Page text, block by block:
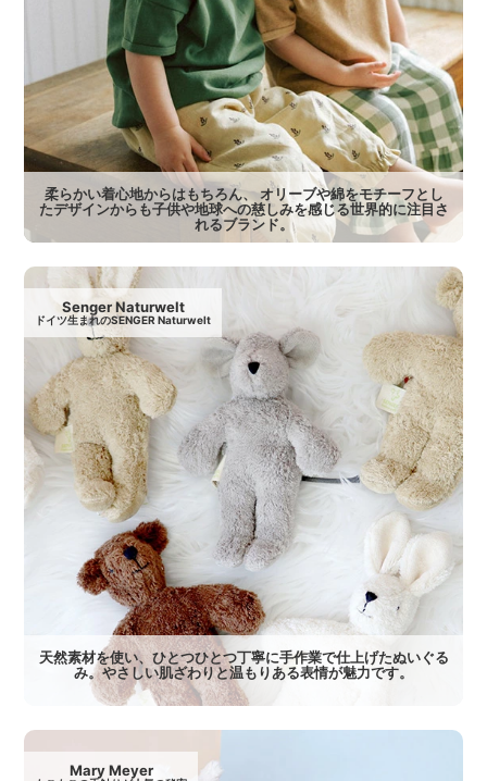
柔らかい着心地からはもちろん、 オリーブや綿をモチーフとし
たデザインからも子供や地球への慈しみを感じる世界的に注目さ
れるブランド。
Senger Naturwelt
ドイツ生まれのSENGER Naturwelt
天然素材を使い、ひとつひとつ丁寧に手作業で仕上げたぬいぐる
み。やさしい肌ざわりと温もりある表情が魅力です。
Mary Meyer